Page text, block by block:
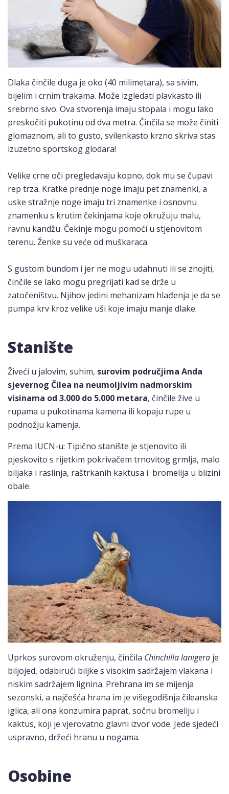
Dlaka činčile duga je oko (40 milimetara), sa sivim,
bijelim i crnim trakama. Može izgledati plavkasto ili
srebrno sivo. Ova stvorenja imaju stopala i mogu lako
preskočiti pukotinu od dva metra. Činčila se može činiti
glomaznom, ali to gusto, svilenkasto krzno skriva stas
izuzetno sportskog glodara!
Velike crne oči pregledavaju kopno, dok mu se čupavi
rep trza. Kratke prednje noge imaju pet znamenki, a
uske stražnje noge imaju tri znamenke i osnovnu
znamenku s krutim čekinjama koje okružuju malu,
ravnu kandžu. Čekinje mogu pomoći u stjenovitom
terenu. Ženke su veće od muškaraca.
S gustom bundom i jer ne mogu udahnuti ili se znojiti,
činčile se lako mogu pregrijati kad se drže u
zatočeništvu. Njihov jedini mehanizam hlađenja je da se
pumpa krv kroz velike uši koje imaju manje dlake.
Stanište
Živeći u jalovim, suhim, surovim područjima Anda
sjevernog Čilea na neumoljivim nadmorskim
visinama od 3.000 do 5.000 metara, činčile žive u
rupama u pukotinama kamena ili kopaju rupe u
podnožju kamenja.
Prema IUCN-u: Tipično stanište je stjenovito ili
pjeskovito s rijetkim pokrivačem trnovitog grmlja, malo
biljaka i raslinja, raštrkanih kaktusa i bromelija u blizini
obale.
Uprkos surovom okruženju, činčila Chinchilla lanigera je
biljojed, odabirući biljke s visokim sadržajem vlakana i
niskim sadržajem lignina. Prehrana im se mijenja
sezonski, a najčešća hrana im je višegodišnja čileanska
iglica, ali ona konzumira paprat, sočnu bromeliju i
kaktus, koji je vjerovatno glavni izvor vode. Jede sjedeći
uspravno, držeći hranu u nogama.
Osobine